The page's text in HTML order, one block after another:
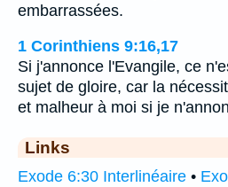
embarrassées.
1 Corinthiens 9:16,17
Si j'annonce l'Evangile, ce
sujet de gloire, car la
et malheur à moi si je
Links
Exode 6:30 Interlinéaire •